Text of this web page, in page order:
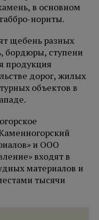
в основном
нориты.
щебень разных
бордюры, ступени
продукция
дорог, жилых
объектов в
и ООО
входят в
материалов и
тысячи